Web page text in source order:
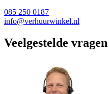
085 250 0187
info@verhuurwinkel.nl
Veelgestelde vragen